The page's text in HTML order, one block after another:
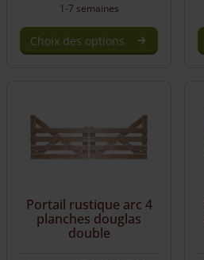
1-7 semaines
Choix des options
Portail rustique arc 4
planches douglas
double